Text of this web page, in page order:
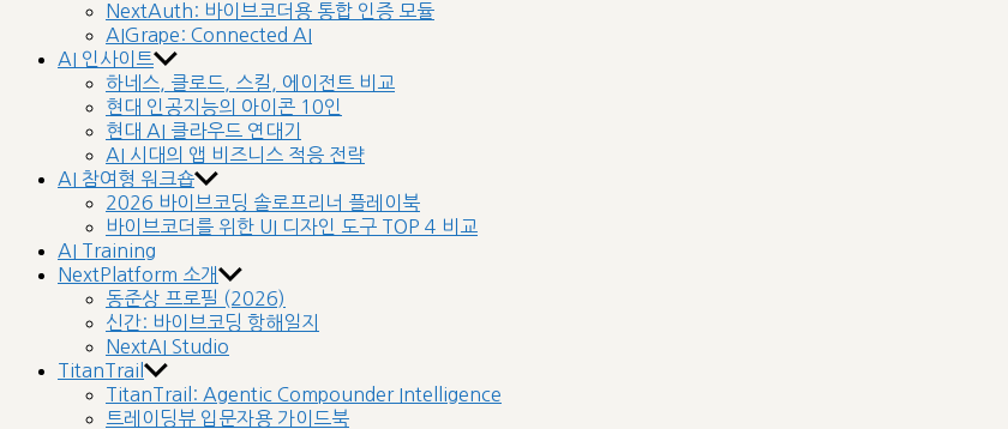
NextAuth: 바이브코더용 통합 인증 모듈
AIGrape: Connected AI
AI 인사이트
하네스, 클로드, 스킬, 에이전트 비교
현대 인공지능의 아이콘 10인
현대 AI 클라우드 연대기
AI 시대의 앱 비즈니스 적응 전략
AI 참여형 워크숍
2026 바이브코딩 솔로프리너 플레이북
바이브코더를 위한 UI 디자인 도구 TOP 4 비교
AI Training
NextPlatform 소개
동준상 프로필 (2026)
신간: 바이브코딩 항해일지
NextAI Studio
TitanTrail
TitanTrail: Agentic Compounder Intelligence
트레이딩뷰 입문자용 가이드북